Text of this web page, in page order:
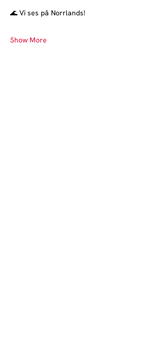
🌊 Vi ses på Norrlands!
Show More